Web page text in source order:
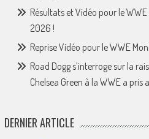
Résultats et Vidéo pour le
2026 !
Reprise Vidéo pour le WWE
Road Dogg s’interroge sur la
Chelsea Green à la WWE a pris
DERNIER ARTICLE